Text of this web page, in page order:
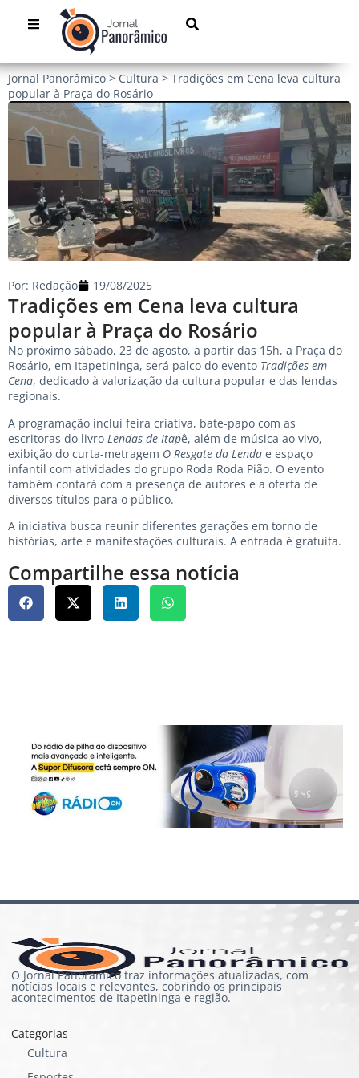
Jornal Panorâmico > Cultura > Tradições em Cena leva cultura
popular à Praça do Rosário
Tradições em Cena leva cultura
popular à Praça do Rosário
Por: Redação 19/08/2025
No próximo sábado, 23 de agosto, a partir das 15h, a Praça do
Rosário, em Itapetininga, será palco do evento Tradições em
Cena, dedicado à valorização da cultura popular e das lendas
regionais.
A programação inclui feira criativa, bate-papo com as
escritoras do livro Lendas de Itapê, além de música ao vivo,
exibição do curta-metragem O Resgate da Lenda e espaço
infantil com atividades do grupo Roda Roda Pião. O evento
também contará com a presença de autores e a oferta de
diversos títulos para o público.
A iniciativa busca reunir diferentes gerações em torno de
histórias, arte e manifestações culturais. A entrada é gratuita.
Compartilhe essa notícia
O Jornal Panorâmico traz informações atualizadas, com
notícias locais e relevantes, cobrindo os principais
acontecimentos de Itapetininga e região.
Categorias
Cultura